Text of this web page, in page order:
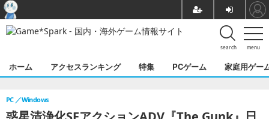
menu
search
ホーム アクセスランキング 特集 PCゲーム 家庭用ゲー
PC Windows